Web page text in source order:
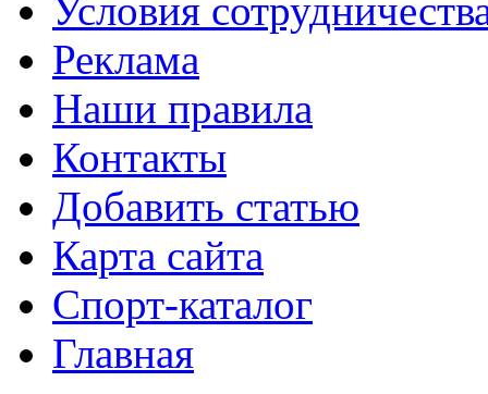
Условия
Реклама
Наши правила
Контакты
Добавить статью
Карта сайта
Спорт-каталог
Главная